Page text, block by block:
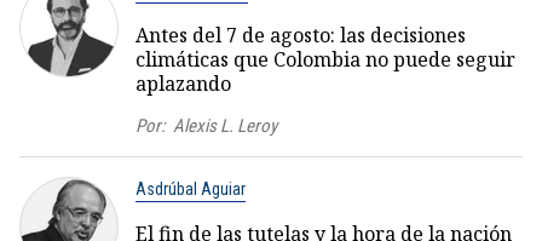
Antes del 7 de agosto: las decisiones
climáticas que Colombia no puede seguir
aplazando
Por: Alexis L. Leroy
Asdrúbal Aguiar
El fin de las tutelas y la hora de la nación